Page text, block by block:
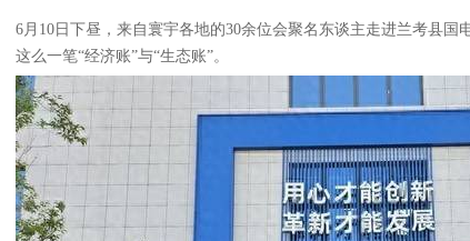
6月10日下昼，来自寰宇各地的30余位会聚名东谈主走进兰考县
这么一笔“经济账”与“生态账”。